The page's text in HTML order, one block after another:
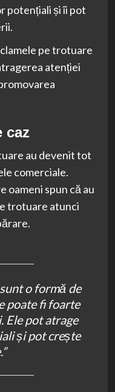
potențiali și îi pot
pe trotuare
atenției
caz
au devenit tot
comerciale.
oameni spun că au
trotuare atunci
o formă de
poate fi foarte
Ele pot atrage
și pot crește